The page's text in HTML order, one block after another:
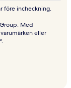
före incheckning.
Med
eller